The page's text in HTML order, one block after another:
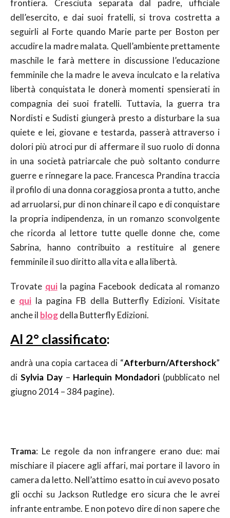
frontiera. Cresciuta separata dal padre, ufficiale
dell’esercito, e dai suoi fratelli, si trova costretta a
seguirli al Forte quando Marie parte per Boston per
accudire la madre malata. Quell’ambiente prettamente
maschile le farà mettere in discussione l’educazione
femminile che la madre le aveva inculcato e la relativa
libertà conquistata le donerà momenti spensierati in
compagnia dei suoi fratelli. Tuttavia, la guerra tra
Nordisti e Sudisti giungerà presto a disturbare la sua
quiete e lei, giovane e testarda, passerà attraverso i
dolori più atroci pur di affermare il suo ruolo di donna
in una società patriarcale che può soltanto condurre
guerre e rinnegare la pace. Francesca Prandina traccia
il profilo di una donna coraggiosa pronta a tutto, anche
ad arruolarsi, pur di non chinare il capo e di conquistare
la propria indipendenza, in un romanzo sconvolgente
che ricorda al lettore tutte quelle donne che, come
Sabrina, hanno contribuito a restituire al genere
femminile il suo diritto alla vita e alla libertà.
Trovate quila pagina Facebook dedicata al romanzo
e qui la pagina FB della Butterfly Edizioni. Visitate
anche il blogdella Butterfly Edizioni.
Al 2° classificato:
andrà una copia cartacea di “Afterburn/Aftershock”
di Sylvia Day– Harlequin Mondadori (pubblicato nel
giugno 2014 – 384 pagine).
Trama: Le regole da non infrangere erano due: mai
mischiare il piacere agli affari, mai portare il lavoro in
camera da letto. Nell’attimo esatto in cui avevo posato
gli occhi su Jackson Rutledge ero sicura che le avrei
infrante entrambe. E non potevo dire di non sapere che